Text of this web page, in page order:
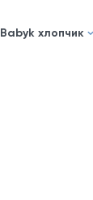
Babyk хлопчик